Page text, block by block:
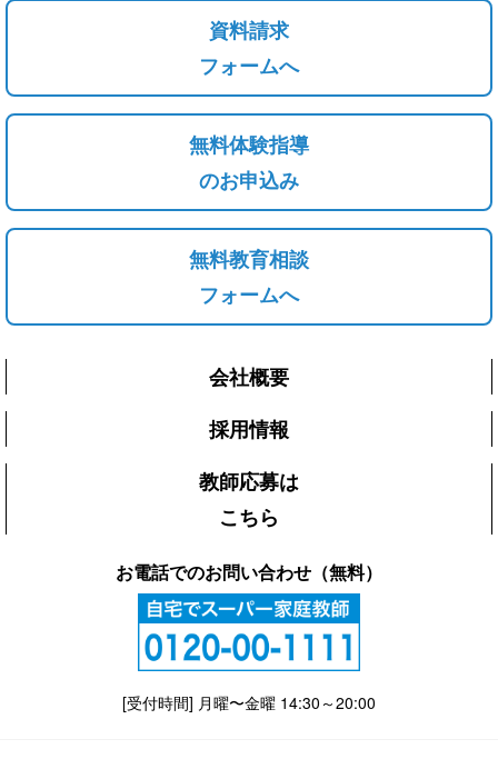
資料請求
フォームへ
無料体験指導
のお申込み
無料教育相談
フォームへ
会社概要
採用情報
教師応募は
こちら
お電話でのお問い合わせ（無料）
[受付時間] 月曜〜金曜 14:30～20:00